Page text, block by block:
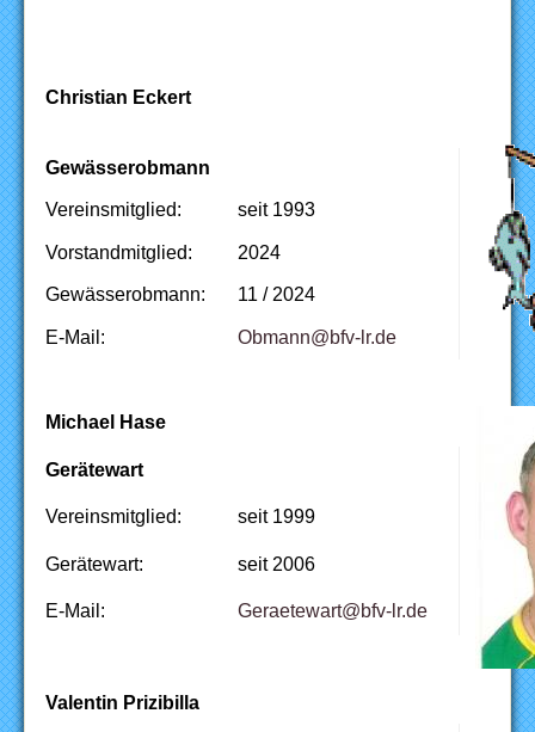
Christian Eckert
Gewässerobmann
Vereinsmitglied: seit 1993
Vorstandmitglied: 2024
Gewässerobmann: 11 / 2024
E-Mail: ed.rl-vfb@nnambO
Michael Hase
Gerätewart
Vereinsmitglied: seit 1999
Gerätewart: seit 2006
E-Mail: ed.rl-vfb@traweteareG
Valentin Prizibilla